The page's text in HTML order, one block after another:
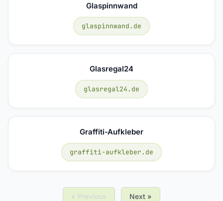
Glaspinnwand
glaspinnwand.de
Glasregal24
glasregal24.de
Graffiti-Aufkleber
graffiti-aufkleber.de
« Previous Next »